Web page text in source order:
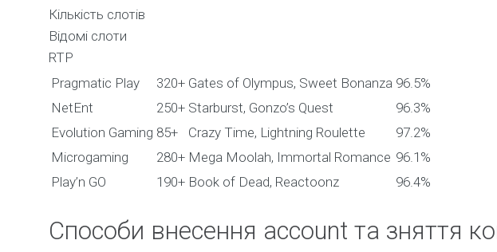
Кількість слотів
Відомі слоти
RTP
Pragmatic Play
320+ Gates of Olympus, Sweet Bonanza 96.5%
NetEnt
250+ Starburst, Gonzo’s Quest
96.3%
Evolution Gaming 85+ Crazy Time, Lightning Roulette
97.2%
Microgaming
280+ Mega Moolah, Immortal Romance 96.1%
Play’n GO
190+ Book of Dead, Reactoonz 96.4%
Способи внесення account та зняття